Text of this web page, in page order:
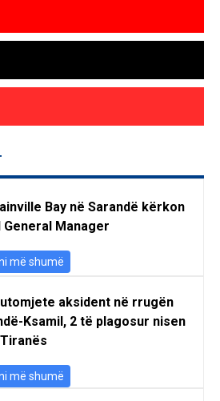
Bay në Sarandë kërkon
General Manager
më shumë
aksident në rrugën
Ksamil, 2 të plagosur nisen
më shumë